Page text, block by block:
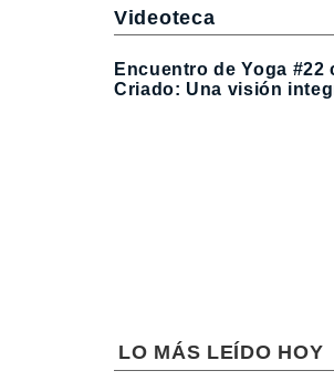
Videoteca
Encuentro de Yoga #22
Criado: Una visión
LO MÁS LEÍDO HOY